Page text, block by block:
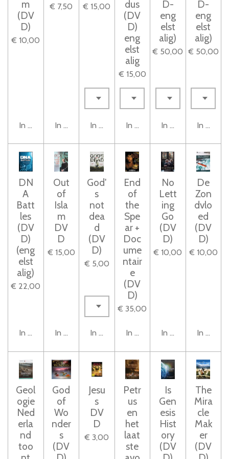
m
(DV
D)
€ 10,00
In winkelwagen
€ 7,50
In winkelwagen
€ 15,00
In winkelwagen
dus
(DV
D)
eng
elst
alig
€ 15,00
In winkelwagen
D-
eng
elst
alig)
€ 50,00
In winkelwagen
D-
eng
elst
alig)
€ 50,00
In
DN
A
Batt
les
(DV
D)
(eng
elst
alig)
€ 22,00
In winkelwagen
Out
of
Isla
m
DV
D
€ 15,00
In winkelwagen
God'
s
not
dea
d
(DV
D)
€ 5,00
In winkelwagen
End
of
the
Spe
ar +
Doc
ume
ntair
e
(DV
D)
€ 35,00
In winkelwagen
No
Lett
ing
Go
(DV
D)
€ 10,00
In winkelwagen
De
Zon
dvlo
ed
(DV
D)
€ 10,00
In
Geol
ogie
Ned
erla
nd
too
God
of
Wo
nder
s
(DV
Jesu
s
DV
D
€ 3,00
Petr
us
en
het
laat
ste
Is
Gen
esis
Hist
ory
(DV
The
Mira
cle
Mak
er
(DV